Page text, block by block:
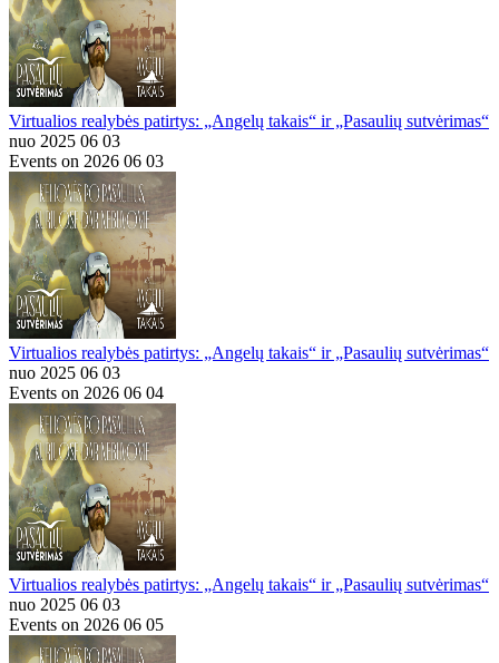
Virtualios realybės patirtys: „Angelų takais“ ir „Pasaulių sutvėrimas“
nuo 2025 06 03
Events on 2026 06 03
Virtualios realybės patirtys: „Angelų takais“ ir „Pasaulių sutvėrimas“
nuo 2025 06 03
Events on 2026 06 04
Virtualios realybės patirtys: „Angelų takais“ ir „Pasaulių sutvėrimas“
nuo 2025 06 03
Events on 2026 06 05